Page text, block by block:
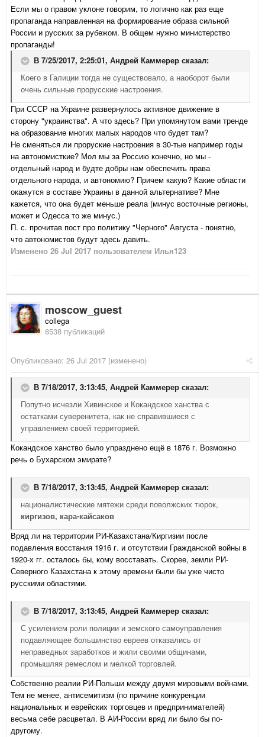
Если мы о правом уклоне говорим, то логично как раз еще
пропаганда направленная на формирование образа сильной
России и русских за рубежом. В общем нужно министерство
пропаганды!
В 7/25/2017, 2:25:01, Андрей Каммерер сказал:
Коего в Галиции тогда не существовало, а наоборот были
очень сильные прорусские настроения.
При СССР на Украине развернулось активное движение в
сторону "украинства". А что здесь? При упомянутом вами тренде
на образование многих малых народов что будет там?
Не сменяться ли проруские настроения в 30-тые например годы
на автономисткие? Мол мы за Россию конечно, но мы -
отдельный народ и будте добры нам обеспечить права
отдельного народа, и автономию? Причем какую? Какие области
окажутся в составе Украины в данной альтернативе? Мне
кажется, что она будет меньше реала (минус восточные регионы,
может и Одесса то же минус.)
П. с. прочитав пост про политику "Черного" Августа - понятно,
что автономистов будут здесь давить.
Изменено 26 Jul 2017 пользователем Илья123
moscow_guest
collega
8538 публикаций
Опубликовано: 26 Jul 2017 (изменено)
В 7/18/2017, 3:13:45, Андрей Каммерер сказал:
Попутно исчезли Хивинское и Кокандское ханства с
остатками суверенитета, как не справившиеся с
управлением своей территорией.
Кокандское ханство было упразднено ещё в 1876 г. Возможно
речь о Бухарском эмирате?
В 7/18/2017, 3:13:45, Андрей Каммерер сказал:
националистические мятежи среди поволжских тюрок,
киргизов, кара-кайсаков
Вряд ли на территории РИ-Казахстана/Киргизии после
подавления восстания 1916 г. и отсутствии Гражданской войны в
1920-х гг. осталось бы, кому восставать. Скорее, земли РИ-
Северного Казахстана к этому времени были бы уже чисто
русскими областями.
В 7/18/2017, 3:13:45, Андрей Каммерер сказал:
С усилением роли полиции и земского самоуправления
подавляющее большинство евреев отказались от
неправедных заработков и жили своими общинами,
промышляя ремеслом и мелкой торговлей.
Собственно реалии РИ-Польши между двумя мировыми войнами.
Тем не менее, антисемитизм (по причине конкуренции
национальных и еврейских торговцев и предпринимателей)
весьма себе расцветал. В АИ-России вряд ли было бы по-
другому.